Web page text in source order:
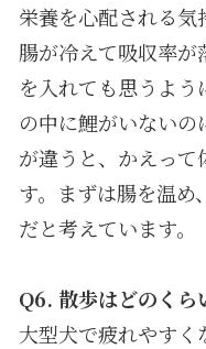
栄養を心配される気
腸が冷えて吸収率
を入れても思うよ
の中に鯉がいない
が違うと、かえって
す。まずは腸を温め
だと考えています。
Q6. 散歩はどのくら
大型犬で疲れやすく